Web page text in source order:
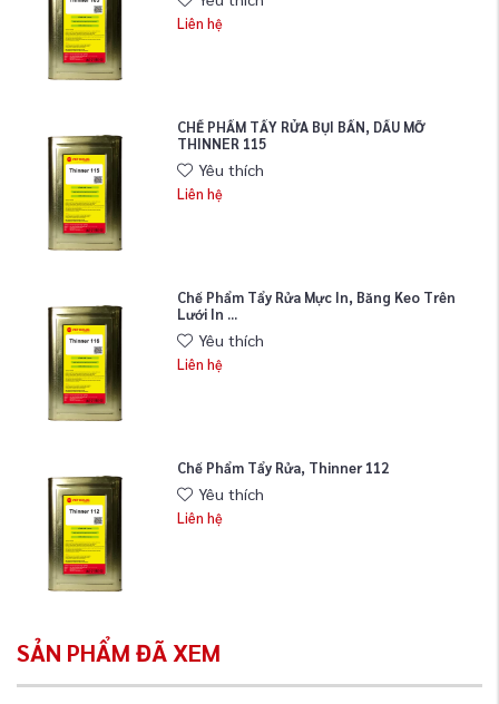
Liên hệ
CHẾ PHẨM TẨY RỬA BỤI BẨN, DẦU MỠ
THINNER 115
Yêu thích
Liên hệ
Chế Phẩm Tẩy Rửa Mực In, Băng Keo Trên
Lưới In ...
Yêu thích
Liên hệ
Chế Phẩm Tẩy Rửa, Thinner 112
Yêu thích
Liên hệ
SẢN PHẨM ĐÃ XEM